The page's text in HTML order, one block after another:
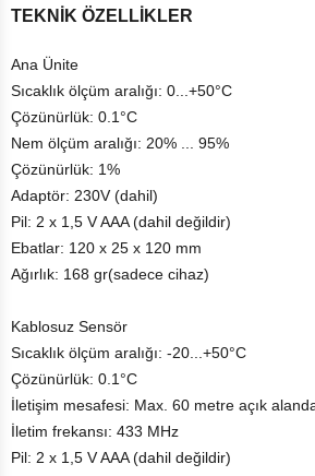
TEKNİK ÖZELLİKLER
Ana Ünite
Sıcaklık ölçüm aralığı: 0...+50°C
Çözünürlük: 0.1°C
Nem ölçüm aralığı: 20% ... 95%
Çözünürlük: 1%
Adaptör: 230V (dahil)
Pil: 2 x 1,5 V AAA (dahil değildir)
Ebatlar: 120 x 25 x 120 mm
Ağırlık: 168 gr(sadece cihaz)
Kablosuz Sensör
Sıcaklık ölçüm aralığı: -20...+50°C
Çözünürlük: 0.1°C
İletişim mesafesi: Max. 60 metre açık
İletim frekansı: 433 MHz
Pil: 2 x 1,5 V AAA (dahil değildir)